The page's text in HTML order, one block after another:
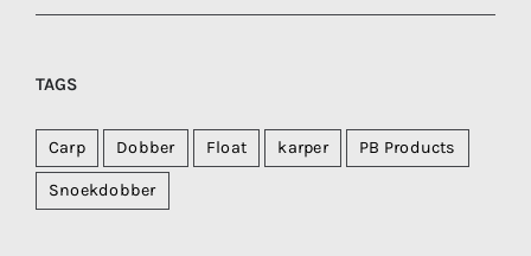
TAGS
Carp Dobber Float karper PB Products
Snoekdobber